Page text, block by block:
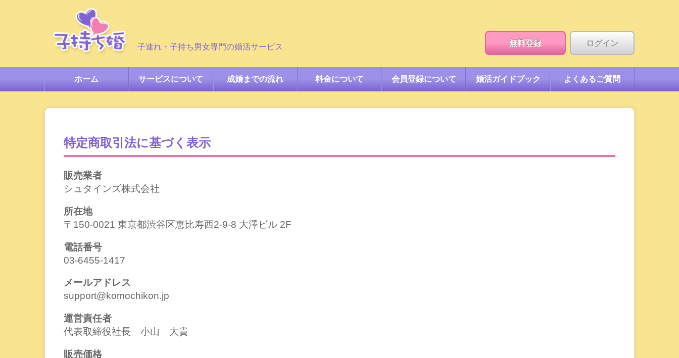
子連れ・子持ち男女専門の婚活サービス 無料登録 ログイン
ホーム サービスについて 成婚までの流れ 料金について 会員登録について 婚活ガイドブック よくあるご質問
特定商取引法に基づく表示
販売業者
シュタインズ株式会社
所在地
〒150-0021 東京都渋谷区恵比寿西2-9-8 大澤ビル 2F
電話番号
03-6455-1417
メールアドレス
support@komochikon.jp
運営責任者
代表取締役社長 小山 大貴
販売価格